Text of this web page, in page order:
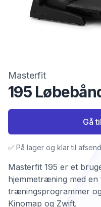
Masterfit
195
Masterfit 195 er et
hjemmetræning med
træningsprogrammer
Kinomap og Zwift.
✅ På lager og klar til
Gå